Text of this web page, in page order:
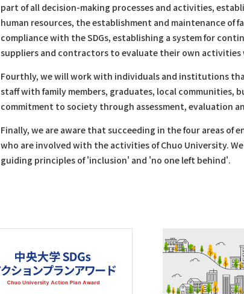
part of all decision-making processes and activities,
human resources, the establishment and maintenance of
compliance with the SDGs, establishing a system for
suppliers and contractors to evaluate their own activities
Fourthly, we will work with individuals and institutions
staff with family members, graduates, local communities,
commitment to society through assessment, evaluation
Finally, we are aware that succeeding in the four areas
who are involved with the activities of Chuo University.
guiding principles of 'inclusion' and 'no one left behind'.